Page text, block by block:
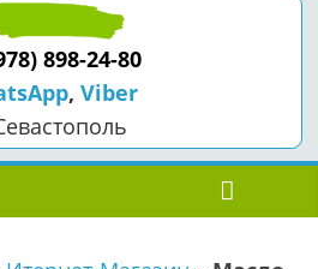
898-24-80
,Viber